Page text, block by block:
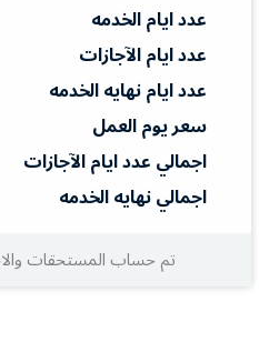
عدد ايام الخدمه
عدد ايام الآجازات
عدد ايام نهايه الخدمه
سعر يوم العمل
اجمالي عدد ايام الآجازات
اجمالي نهايه الخدمه
تم حساب المستحقات